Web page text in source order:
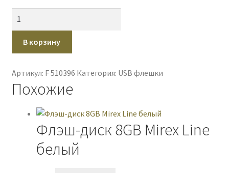
Флэш-
диск
Mirex
City
В корзину
Артикул: F 510396 Категория: USB флешки
Похожие
Флэш-диск 8GB Mirex Line
белый